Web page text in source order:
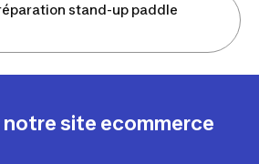
stand-up paddle
notre site ecommerce